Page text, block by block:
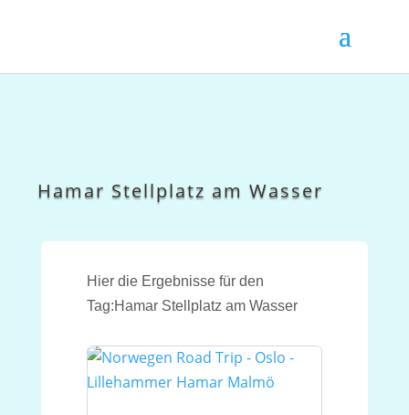
Hamar Stellplatz am Wasser
Hier die Ergebnisse für den
Tag:Hamar Stellplatz am Wasser